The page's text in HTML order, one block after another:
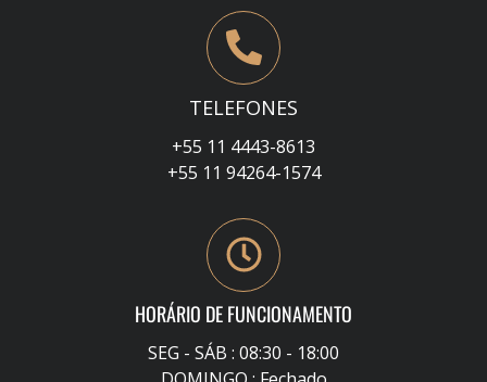
TELEFONES
+55 11 4443-8613
+55 11 94264-1574
HORÁRIO DE FUNCIONAMENTO
SEG - SÁB : 08:30 - 18:00